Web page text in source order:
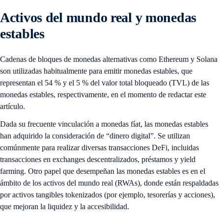
Activos del mundo real y monedas
estables
Cadenas de bloques de monedas alternativas como Ethereum y Solana
son utilizadas habitualmente para emitir monedas estables, que
representan el 54 % y el 5 % del valor total bloqueado (TVL) de las
monedas estables, respectivamente, en el momento de redactar este
artículo.
Dada su frecuente vinculación a monedas fíat, las monedas estables
han adquirido la consideración de “dinero digital”. Se utilizan
comúnmente para realizar diversas transacciones DeFi, incluidas
transacciones en exchanges descentralizados, préstamos y yield
farming. Otro papel que desempeñan las monedas estables es en el
ámbito de los activos del mundo real (RWAs), donde están respaldadas
por activos tangibles tokenizados (por ejemplo, tesorerías y acciones),
que mejoran la liquidez y la accesibilidad.